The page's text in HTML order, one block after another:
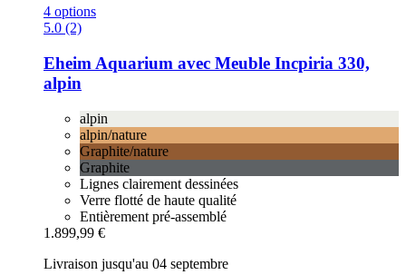
4 options
5.0 (2)
Eheim Aquarium avec Meuble Incpiria 330,
alpin
alpin
alpin/nature
Graphite/nature
Graphite
Lignes clairement dessinées
Verre flotté de haute qualité
Entièrement pré-assemblé
1.899,99 €
Livraison jusqu'au 04 septembre